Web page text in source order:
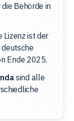
Behörde in
Lizenz ist der
Ende 2025.
sind alle